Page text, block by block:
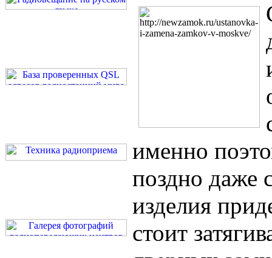
именно
поздно даже
изделия
стоит